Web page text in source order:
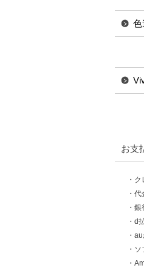
色
お支
・
・
・
・d
・
・
・